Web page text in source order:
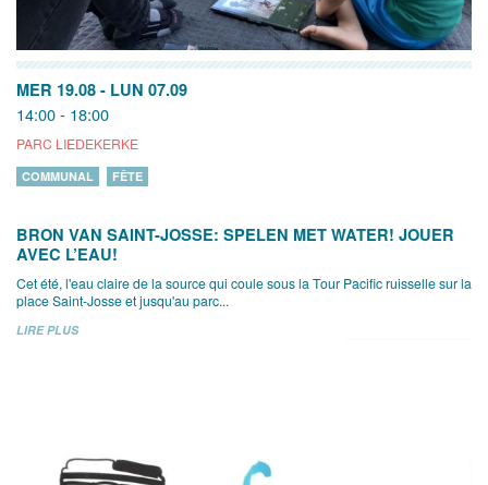
MER 19.08 - LUN 07.09
14:00 - 18:00
PARC LIEDEKERKE
COMMUNAL FÊTE
BRON VAN SAINT-JOSSE: SPELEN MET WATER! JOUER
AVEC L’EAU!
Cet été, l'eau claire de la source qui coule sous la Tour Pacific ruisselle sur la
place Saint-Josse et jusqu'au parc...
LIRE PLUS